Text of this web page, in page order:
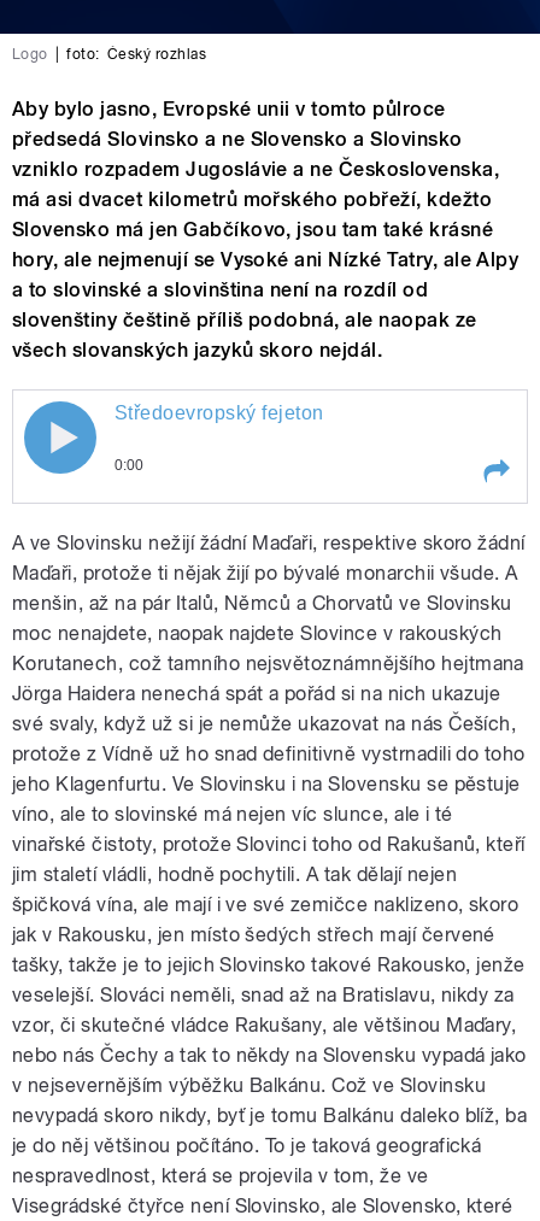
Logo foto: Český rozhlas
Aby bylo jasno, Evropské unii v tomto půlroce
předsedá Slovinsko a ne Slovensko a Slovinsko
vzniklo rozpadem Jugoslávie a ne Československa,
má asi dvacet kilometrů mořského pobřeží, kdežto
Slovensko má jen Gabčíkovo, jsou tam také krásné
hory, ale nejmenují se Vysoké ani Nízké Tatry, ale Alpy
a to slovinské a slovinština není na rozdíl od
slovenštiny češtině příliš podobná, ale naopak ze
všech slovanských jazyků skoro nejdál.
pause
Středoevropský fejeton
0:00
A ve Slovinsku nežijí žádní Maďaři, respektive skoro žádní
Maďaři, protože ti nějak žijí po bývalé monarchii všude. A
menšin, až na pár Italů, Němců a Chorvatů ve Slovinsku
moc nenajdete, naopak najdete Slovince v rakouských
Korutanech, což tamního nejsvětoznámnějšího hejtmana
Jörga Haidera nenechá spát a pořád si na nich ukazuje
své svaly, když už si je nemůže ukazovat na nás Češích,
protože z Vídně už ho snad definitivně vystrnadili do toho
jeho Klagenfurtu. Ve Slovinsku i na Slovensku se pěstuje
víno, ale to slovinské má nejen víc slunce, ale i té
vinařské čistoty, protože Slovinci toho od Rakušanů, kteří
jim staletí vládli, hodně pochytili. A tak dělají nejen
špičková vína, ale mají i ve své zemičce naklizeno, skoro
jak v Rakousku, jen místo šedých střech mají červené
tašky, takže je to jejich Slovinsko takové Rakousko, jenže
veselejší. Slováci neměli, snad až na Bratislavu, nikdy za
vzor, či skutečné vládce Rakušany, ale většinou Maďary,
nebo nás Čechy a tak to někdy na Slovensku vypadá jako
v nejsevernějším výběžku Balkánu. Což ve Slovinsku
nevypadá skoro nikdy, byť je tomu Balkánu daleko blíž, ba
je do něj většinou počítáno. To je taková geografická
nespravedlnost, která se projevila v tom, že ve
Visegrádské čtyřce není Slovinsko, ale Slovensko, které